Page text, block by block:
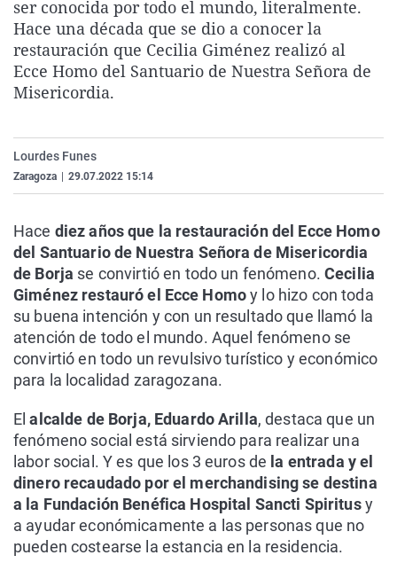
La rosa de los vientos
Gente viajera
Como el perro y el
Caso
Retornados
Equipo de
Extremadura
Galicia
La Rioja
País Vasco
Virales
Televisión
Elecciones
ser conocida por todo el mundo, literalmente.
Hace una década que se dio a conocer la
restauración que Cecilia Giménez realizó al
Ecce Homo del Santuario de Nuestra Señora de
Misericordia.
Lourdes Funes
Zaragoza 29.07.2022 15:14
Hace diez años que la restauración del Ecce Homo
del Santuario de Nuestra Señora de Misericordia
de Borja se convirtió en todo un fenómeno. Cecilia
Giménez restauró el Ecce Homoy lo hizo con toda
su buena intención y con un resultado que llamó la
atención de todo el mundo. Aquel fenómeno se
convirtió en todo un revulsivo turístico y económico
para la localidad zaragozana.
Elalcalde de Borja, Eduardo Arilla, destaca que un
fenómeno social está sirviendo para realizar una
labor social. Y es que los 3 euros de la entrada y el
dinero recaudado por el merchandising se destina
a la Fundación Benéfica Hospital Sancti Spiritusy
a ayudar económicamente a las personas que no
pueden costearse la estancia en la residencia.